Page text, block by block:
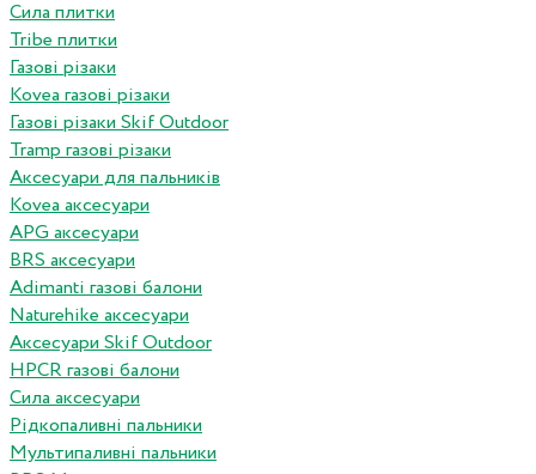
Сила плитки
Tribe плитки
Газові різаки
Kovea газові різаки
Газові різаки Skif Outdoor
Tramp газові різаки
Аксесуари для пальників
Kovea аксесуари
APG аксесуари
BRS аксесуари
Adimanti газові балони
Naturehike аксесуари
Аксесуари Skif Outdoor
HPCR газові балони
Сила аксесуари
Рідкопаливні пальники
Мультипаливні пальники